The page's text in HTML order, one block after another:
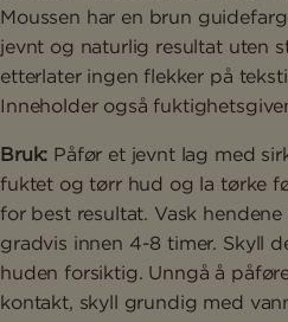
Moussen har en brun
jevnt og naturlig resultat uten
etterlater ingen flekker på
Inneholder også
Bruk: Påfør et jevnt lag med
fuktet og tørr hud og la tørke
for best resultat. Vask
gradvis innen 4-8 timer. Skyll
huden forsiktig. Unngå å
kontakt, skyll grundig med